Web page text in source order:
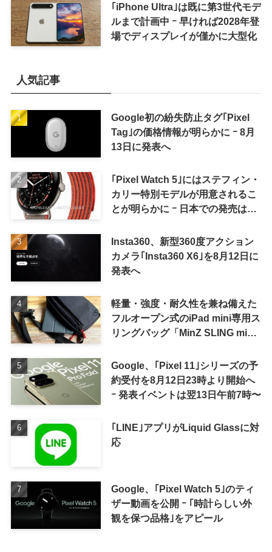
｢iPhone Ultra｣は既に第3世代モデ
ルまで計画中 ｰ 早ければ2028年登
場でディスプレイが僅かに大型化
人気記事
Google初の紛失防止タグ｢Pixel
Tag｣の価格情報が明らかに ｰ 8月
13日に発表へ
｢Pixel Watch 5｣にはステフィン・
カリー特別モデルが用意されるこ
とが明らかに ｰ 日本での発売は期
Insta360、新型360度アクション
カメラ｢Insta360 X6｣を8月12日に
発表へ
軽量・強度・耐久性を兼ね備えた
フルオープン式のiPad mini専用ス
リングバッグ「MinZ SLING mini
Google、｢Pixel 11｣シリーズの予
約受付を8月12日23時より開始へ
ｰ 発表イベントは翌13日午前7時〜
｢LINE｣アプリがLiquid Glassに対
応
Google、｢Pixel Watch 5｣のティ
ザー動画を公開 ｰ ｢時計らしい外
観を保つ品格｣をアピール